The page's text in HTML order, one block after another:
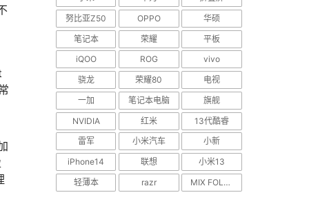
努比亚Z50
OPPO
华硕
笔记本
荣耀
平板
iQOO
ROG
vivo
骁龙
荣耀80
电视
一加
笔记本电脑
旗舰
NVIDIA
红米
13代酷睿
雷军
小米汽车
小新
iPhone14
联想
小米13
轻薄本
razr MIX FOLD 2